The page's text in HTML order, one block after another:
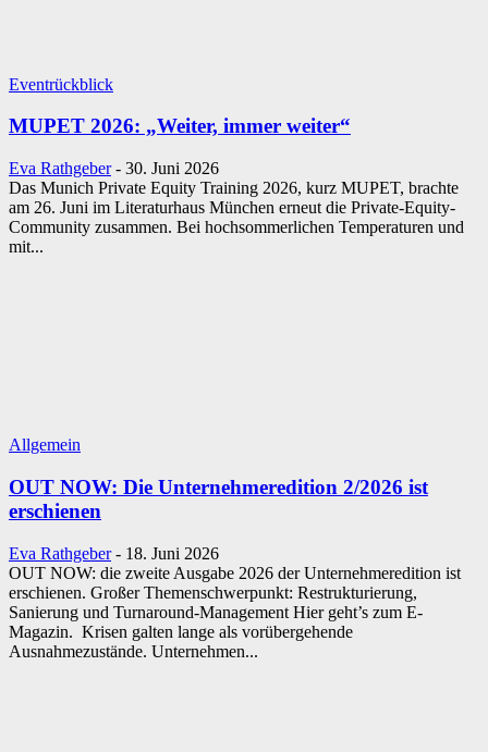
Eventrückblick
MUPET 2026: „Weiter, immer weiter“
Eva Rathgeber - 30. Juni 2026
Das Munich Private Equity Training 2026, kurz MUPET, brachte
am 26. Juni im Literaturhaus München erneut die Private-Equity-
Community zusammen. Bei hochsommerlichen Temperaturen und
mit...
Allgemein
OUT NOW: Die Unternehmeredition 2/2026 ist
erschienen
Eva Rathgeber - 18. Juni 2026
OUT NOW: die zweite Ausgabe 2026 der Unternehmeredition ist
erschienen. Großer Themenschwerpunkt: Restrukturierung,
Sanierung und Turnaround-Management Hier geht’s zum E-
Magazin. Krisen galten lange als vorübergehende
Ausnahmezustände. Unternehmen...